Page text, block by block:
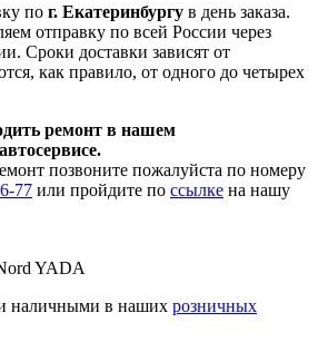
по г. Екатеринбургу в день заказа.
отправку по всей России через
Сроки доставки зависят от
как правило, от одного до четырех
ремонт в нашем
позвоните пожалуйста по номеру
77 или пройдите по ссылке на нашу
YADA
наличными в наших розничных